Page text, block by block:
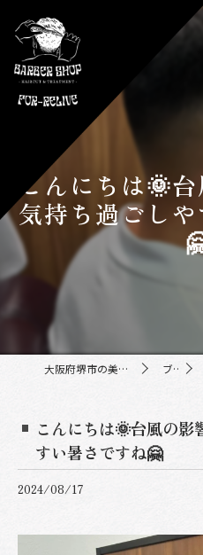
こんにちは🌞
気持ち過ごし
大阪府堺市の美容室ならFor-Relive ブログ
こんにちは🌞台風の影
すい暑さですね🤗
2024/08/17